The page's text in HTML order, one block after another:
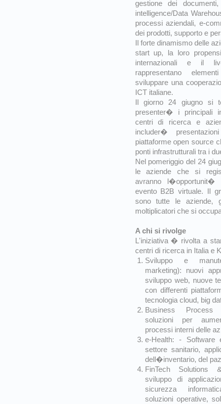
gestione dei
intelligence/Data
processi aziendali, e-
dei prodotti, supporto e
Il forte dinamismo delle
start up, la loro
internazionali e il
rappresentano
sviluppare una
ICT italiane.
Il giorno 24 giugno si
presenter� i principali
centri di ricerca e
includer�
piattaforme open source
ponti infrastrutturali tra i
Nel pomeriggio del 24
le aziende che si
avranno
evento B2B virtuale. Il
sono tutte le
moltiplicatori che si
A chi si rivolge
L'iniziativa � rivolta a
centri di ricerca in Italia e
Sviluppo e
marketing): nuovi
sviluppo web, nuove
con differenti
tecnologia cloud, big
Business Process
soluzioni per
processi interni delle
e-Health: - Software
settore sanitario,
dell�inventario, del
FinTech Solutions
sviluppo di
sicurezza
soluzioni operative,